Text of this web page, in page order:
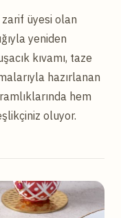
zarif üyesi olan
yeniden
kıvamı, taze
hazırlanan
hem
oluyor.